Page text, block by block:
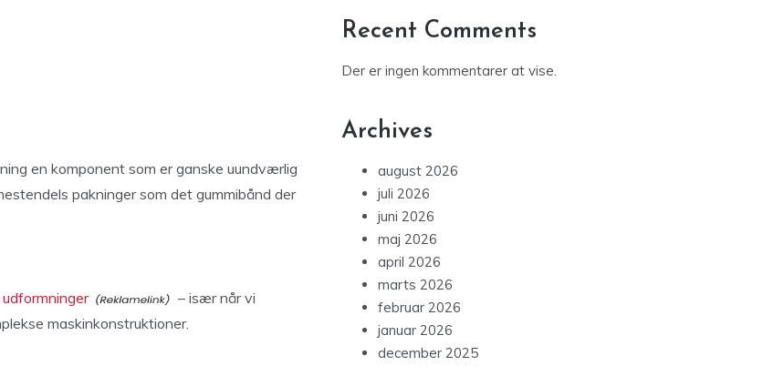
en komponent som er ganske uundværlig
pakninger som det gummibånd der
– især når vi
maskinkonstruktioner.
Recent Comments
Der er ingen kommentarer at vise.
Archives
august 2026
juli 2026
juni 2026
maj 2026
april 2026
marts 2026
februar 2026
januar 2026
december 2025